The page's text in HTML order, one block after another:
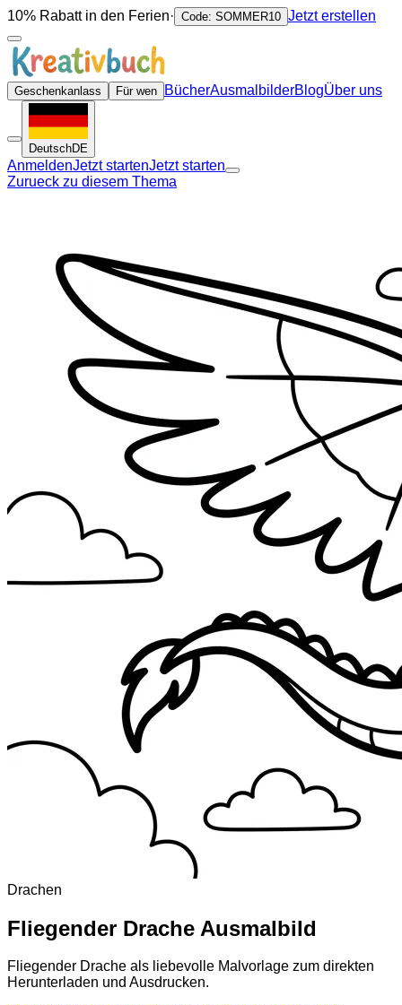
10% Rabatt in den Ferien· Code: SOMMER10 Jetzt erstellen
Geschenkanlass Für wen BücherAusmalbilderBlogÜber uns
DeutschDE
AnmeldenJetzt startenJetzt starten
Zurueck zu diesem Thema
Drachen
Fliegender Drache Ausmalbild
Fliegender Drache als liebevolle Malvorlage zum direkten
Herunterladen und Ausdrucken.